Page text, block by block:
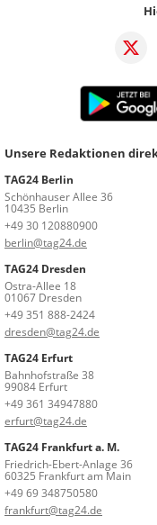
Unsere Redaktionen
TAG24 Berlin
Schönhauser Allee 36
10435 Berlin
+49 30 120880900
berlin@tag24.de
TAG24 Dresden
Ostra-Allee 18
01067 Dresden
+49 351 888-2424
dresden@tag24.de
TAG24 Erfurt
Bahnhofstraße 38
99084 Erfurt
+49 361 34947880
erfurt@tag24.de
TAG24 Frankfurt a. M.
Friedrich-Ebert-Anlage 36
60325 Frankfurt am Main
+49 69 348750580
frankfurt@tag24.de